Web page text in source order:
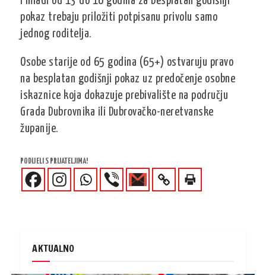
pokaz trebaju priložiti potpisanu privolu samo
jednog roditelja.
Osobe starije od 65 godina (65+) ostvaruju pravo
na besplatan godišnji pokaz uz predočenje osobne
iskaznice koja dokazuje prebivalište na području
Grada Dubrovnika ili Dubrovačko-neretvanske
županije.
PODIJELI S PRIJATELJIMA!
AKTUALNO